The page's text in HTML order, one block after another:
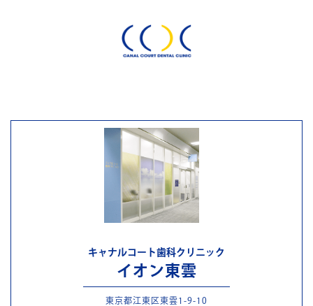
キャナルコート歯科クリニック
イオン東雲
東京都江東区東雲1-9-10